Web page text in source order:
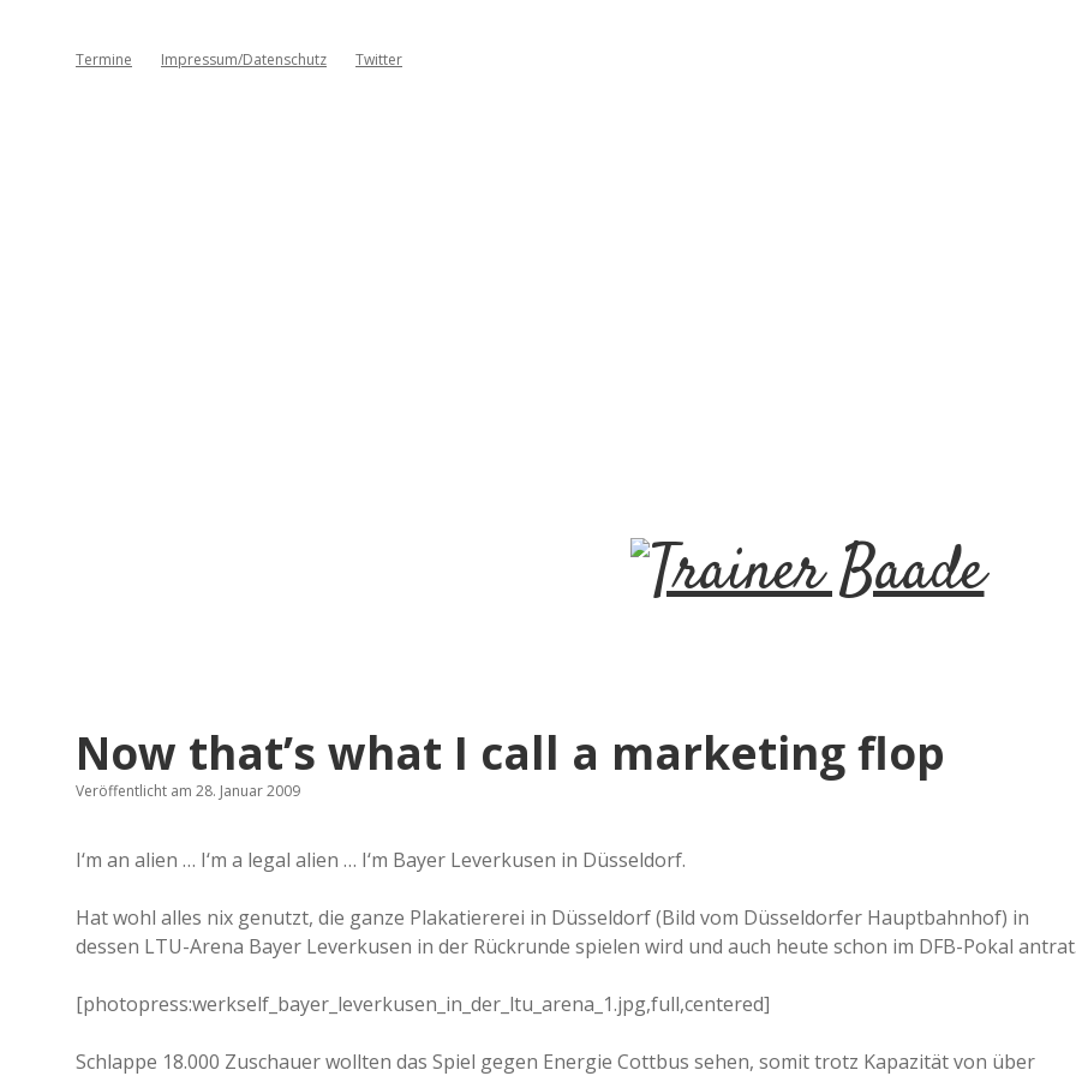
Termine Impressum/Datenschutz Twitter
T
i
n
e
r
Now that’s what I call a marketing flop
Veröffentlicht am 28. Januar 2009
I‘m an alien … I‘m a legal alien … I‘m Bayer Leverkusen in Düsseldorf.
Hat wohl alles nix genutzt, die ganze Plakatiererei in Düsseldorf (Bild vom Düsseldorfer Hauptbahnhof) in
dessen LTU-Arena Bayer Leverkusen in der Rückrunde spielen wird und auch heute schon im DFB-Pokal antrat.
[photopress:werkself_bayer_leverkusen_in_der_ltu_arena_1.jpg,full,centered]
Schlappe 18.000 Zuschauer wollten das Spiel gegen Energie Cottbus sehen, somit trotz Kapazität von über